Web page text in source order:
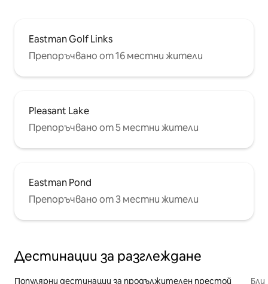
Eastman Golf Links
Препоръчвано от 16 местни жители
Pleasant Lake
Препоръчвано от 5 местни жители
Eastman Pond
Препоръчвано от 3 местни жители
Дестинации за разглеждане
Популярни дестинации за продължителен престой